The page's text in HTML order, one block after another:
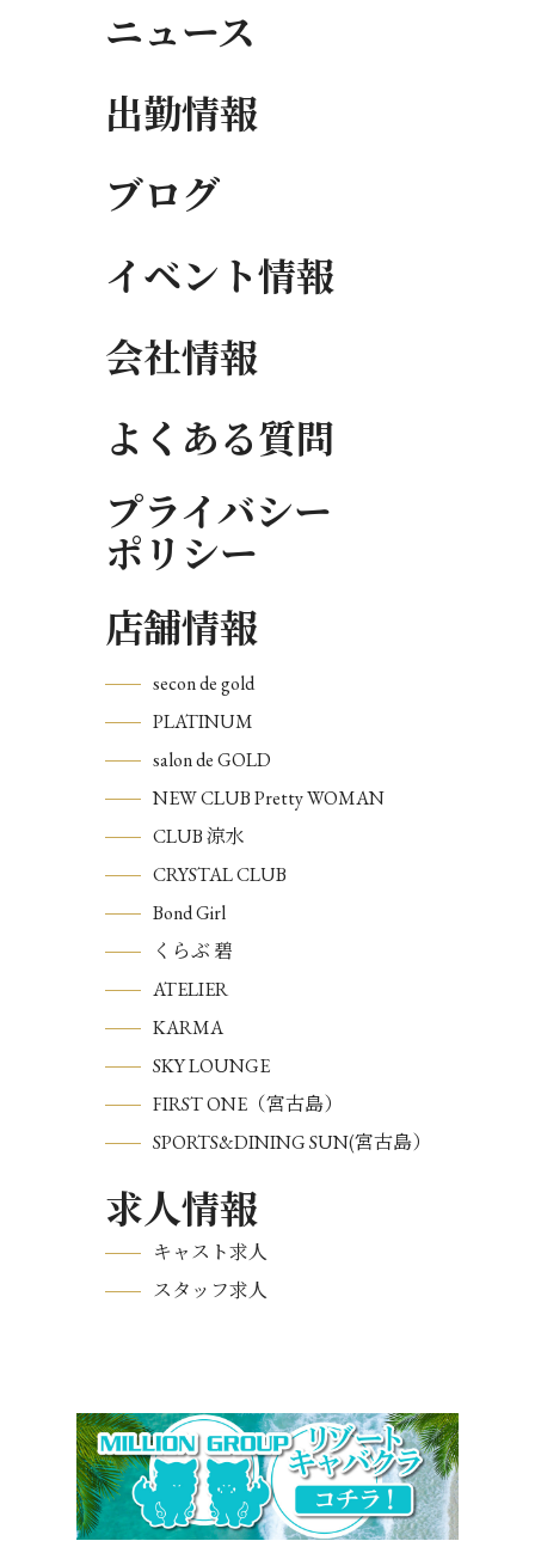
ニュース
出勤情報
ブログ
イベント情報
会社情報
よくある質問
プライバシー
ポリシー
店舗情報
secon de gold
PLATINUM
salon de GOLD
NEW CLUB Pretty WOMAN
CLUB 涼水
CRYSTAL CLUB
Bond Girl
くらぶ 碧
ATELIER
KARMA
SKY LOUNGE
FIRST ONE（宮古島）
SPORTS&DINING SUN(宮古島）
求人情報
キャスト求人
スタッフ求人